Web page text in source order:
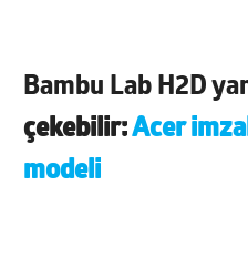
Bambu Lab H2D
çekebilir:Acer
modeli